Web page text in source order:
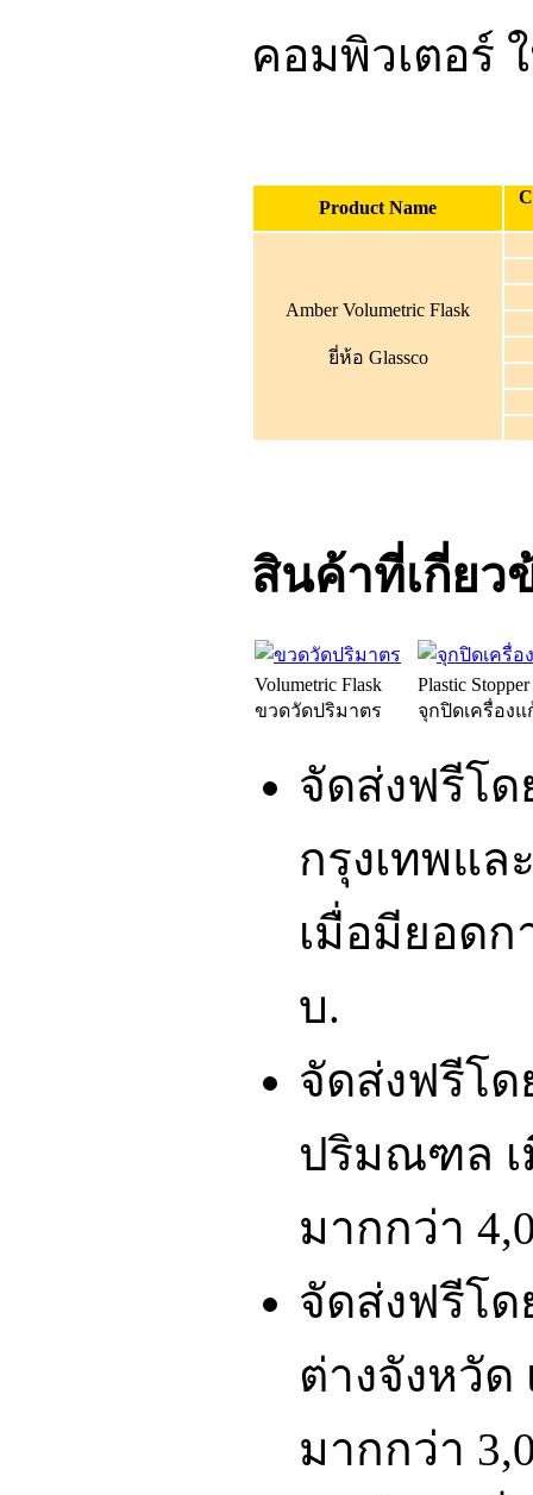
คอมพิวเตอร์
Product Name
Amber Volumetric Flask
ยี่ห้อ Glassco
สินค้าที่เกี่ยว
Volumetric Flask
ขวดวัดปริมาตร
Plastic Stopper
จุกปิดเครื่องแ
จัดส่งฟรีโ
กรุงเทพแ
เมื่อมียอดก
บ.
จัดส่งฟรีโ
ปริมณฑล เ
มากกว่า
จัดส่งฟรีโ
ต่างจังหวัด
มากกว่า